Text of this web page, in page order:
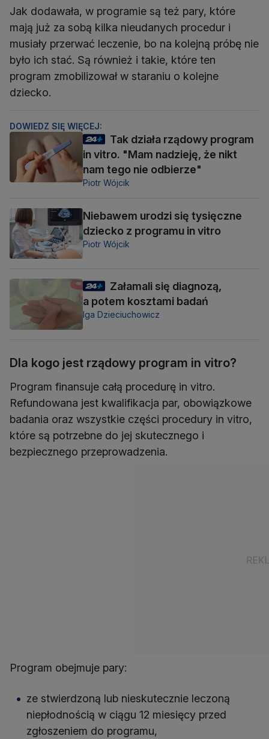
Jak dodawała, w programie są też pary, które
mają już za sobą kilka nieudanych procedur i
musiały przerwać leczenie, bo na kolejną próbę nie
było ich stać. Są również i takie, które ten
program zmobilizował w staraniu o kolejne
dziecko.
DOWIEDZ SIĘ WIĘCEJ:
Tak działa rządowy program
in vitro. "Mam nadzieję, że nikt
nam tego nie odbierze"
Piotr Wójcik
Niebawem urodzi się tysięczne
dziecko z programu in vitro
Piotr Wójcik
Załamali się diagnozą,
a potem kosztami badań
Iga Dzieciuchowicz
Dla kogo jest rządowy program in vitro?
Program finansuje całą procedurę in vitro.
Refundowana jest kwalifikacja par, obowiązkowe
badania oraz wszystkie części procedury in vitro,
które są potrzebne do jej skutecznego i
bezpiecznego przeprowadzenia.
Program obejmuje pary:
ze stwierdzoną lub nieskutecznie leczoną
niepłodnością w ciągu 12 miesięcy przed
zgłoszeniem do programu,